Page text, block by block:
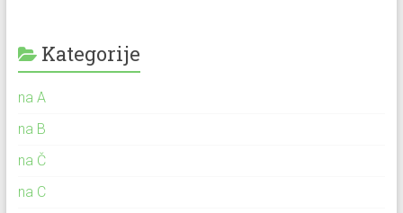
Kategorije
na A
na B
na Č
na C